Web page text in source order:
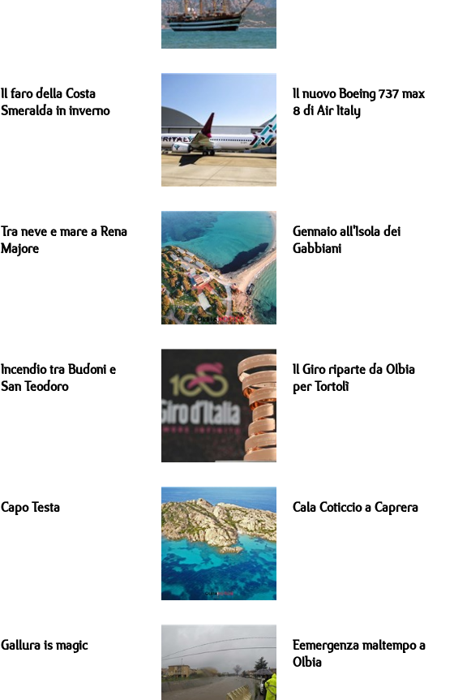
Il faro della Costa
Smeralda in inverno
Il nuovo Boeing 737 max
8 di Air Italy
Tra neve e mare a Rena
Majore
Gennaio all'Isola dei
Gabbiani
Incendio tra Budoni e
San Teodoro
Il Giro riparte da Olbia
per Tortolì
Capo Testa Cala Coticcio a Caprera
Gallura is magic
Eemergenza maltempo a
Olbia